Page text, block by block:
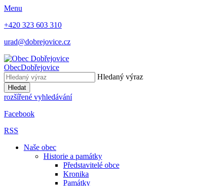
Menu
+420 323 603 310
urad@dobrejovice.cz
ObecDobřejovice
Hledaný výraz
Hledat
rozšířené vyhledávání
Facebook
RSS
Naše obec
Historie a památky
Představitelé obce
Kronika
Památky